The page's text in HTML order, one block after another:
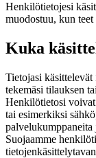
Henkilötietojesi
muodostuu, kun
Kuka
Tietojasi
tekemäsi tilauksen
Henkilötietosi
tai esimerkiksi
palvelukumppaneita
Suojaamme